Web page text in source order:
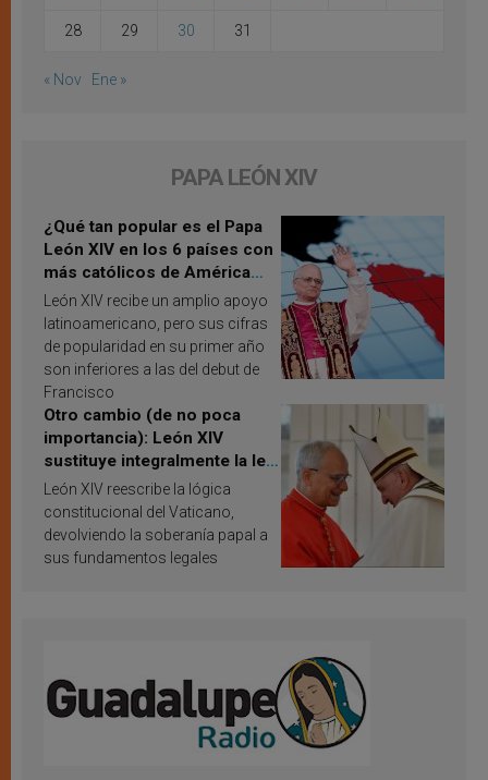
28 29 30 31
« Nov Ene »
PAPA LEÓN XIV
¿Qué tan popular es el Papa
León XIV en los 6 países con
más católicos de América
Latina en 2026? Publican
resultados de investigación
León XIV recibe un amplio apoyo
latinoamericano, pero sus cifras
de popularidad en su primer año
son inferiores a las del debut de
Francisco
Otro cambio (de no poca
importancia): León XIV
sustituye integralmente la ley
vaticana de Papa Francisco
León XIV reescribe la lógica
constitucional del Vaticano,
devolviendo la soberanía papal a
sus fundamentos legales